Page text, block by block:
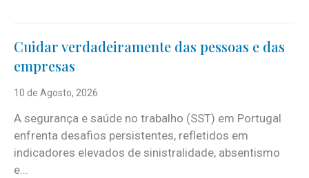
Cuidar verdadeiramente das pessoas e das
empresas
10 de Agosto, 2026
A segurança e saúde no trabalho (SST) em Portugal
enfrenta desafios persistentes, refletidos em
indicadores elevados de sinistralidade, absentismo
e...